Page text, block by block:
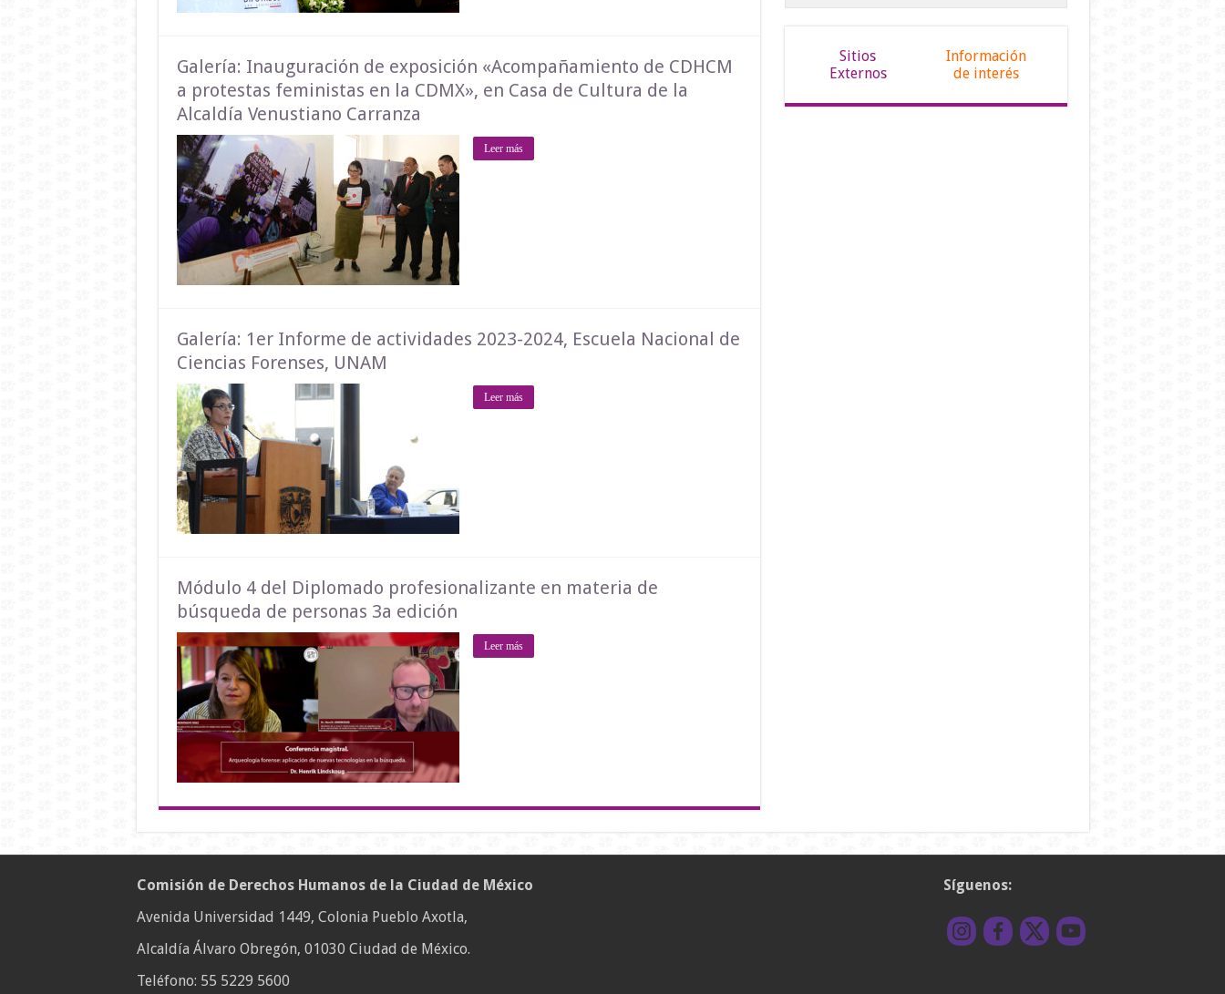
Galería: Inauguración de exposición «Acompañamiento de CDHCM
a protestas feministas en la CDMX», en Casa de Cultura de la
Alcaldía Venustiano Carranza
Leer más
Galería: 1er Informe de actividades 2023-2024, Escuela Nacional de
Ciencias Forenses, UNAM
Leer más
Módulo 4 del Diplomado profesionalizante en materia de
búsqueda de personas 3a edición
Leer más
Sitios
Externos
Información
de interés
Síguenos:
Comisión de Derechos Humanos de la Ciudad de México
Avenida Universidad 1449, Colonia Pueblo Axotla,
Alcaldía Álvaro Obregón, 01030 Ciudad de México.
Teléfono: 55 5229 5600